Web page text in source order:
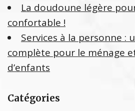
La doudoune légère
confortable !
Services à la personne :
complète pour le ménage
d’enfants
Catégories